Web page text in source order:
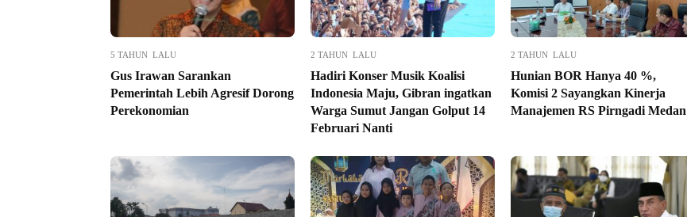
5 TAHUN LALU
Gus Irawan Sarankan
Pemerintah Lebih Agresif Dorong
Perekonomian
2 TAHUN LALU
Hadiri Konser Musik Koalisi
Indonesia Maju, Gibran ingatkan
Warga Sumut Jangan Golput 14
Februari Nanti
2 TAHUN LALU
Hunian BOR Hanya 40 %,
Komisi 2 Sayangkan Kinerja
Manajemen RS Pirngadi Medan